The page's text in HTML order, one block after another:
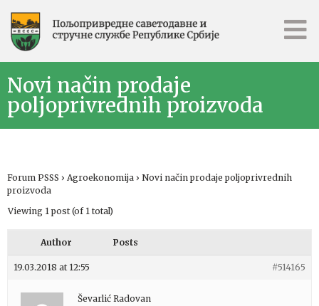
Novi način prodaje
poljoprivrednih proizvoda
Forum PSSS › Agroekonomija › Novi način prodaje poljoprivrednih
proizvoda
Viewing 1 post (of 1 total)
Author Posts
19.03.2018 at 12:55 #514165
Ševarlić Radovan